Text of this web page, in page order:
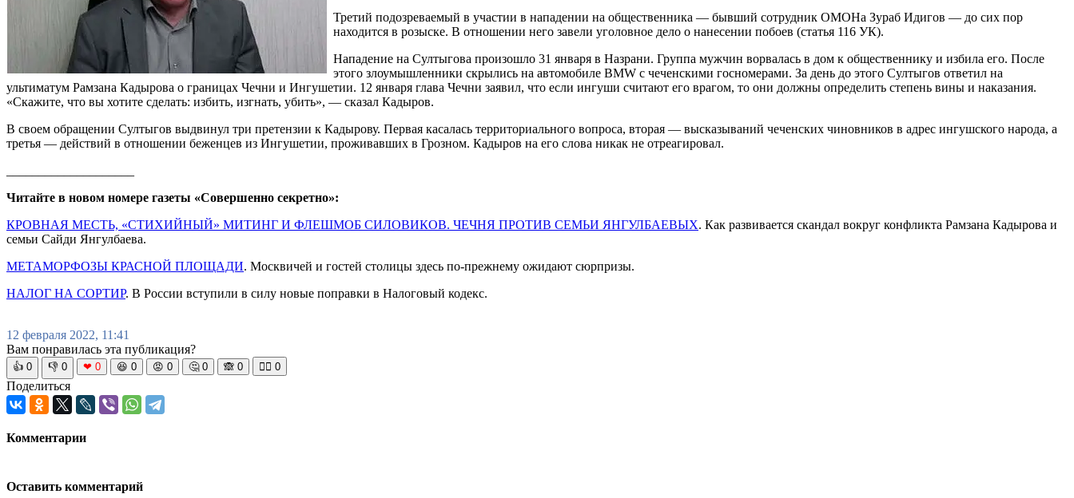
Третий подозреваемый в участии в нападении на общественника — бывший сотрудник ОМОНа Зураб Идигов — до сих пор
находится в розыске. В отношении него завели уголовное дело о нанесении побоев (статья 116 УК).
Нападение на Султыгова произошло 31 января в Назрани. Группа мужчин ворвалась в дом к общественнику и избила его. После
этого злоумышленники скрылись на автомобиле BMW с чеченскими госномерами. За день до этого Султыгов ответил на
ультиматум Рамзана Кадырова о границах Чечни и Ингушетии. 12 января глава Чечни заявил, что если ингуши считают его врагом, то они должны определить степень вины и наказания.
«Скажите, что вы хотите сделать: избить, изгнать, убить», — сказал Кадыров.
В своем обращении Султыгов выдвинул три претензии к Кадырову. Первая касалась территориального вопроса, вторая — высказываний чеченских чиновников в адрес ингушского народа, а
третья — действий в отношении беженцев из Ингушетии, проживавших в Грозном. Кадыров на его слова никак не отреагировал.
Читайте в новом номере газеты «Совершенно секретно»:
КРОВНАЯ МЕСТЬ, «СТИХИЙНЫЙ» МИТИНГ И ФЛЕШМОБ СИЛОВИКОВ. ЧЕЧНЯ ПРОТИВ СЕМЬИ ЯНГУЛБАЕВЫХ. Как развивается скандал вокруг конфликта Рамзана Кадырова и
семьи Сайди Янгулбаева.
МЕТАМОРФОЗЫ КРАСНОЙ ПЛОЩАДИ. Москвичей и гостей столицы здесь по-прежнему ожидают сюрпризы.
НАЛОГ НА СОРТИР. В России вступили в силу новые поправки в Налоговый кодекс.
12 февраля 2022, 11:41
Вам понравилась эта публикация?
👍 0 👎 0 ❤ 0 😆 0 😡 0 🤔 0 🙈 0 🧘‍♀️ 0
Поделиться
Комментарии
Оставить комментарий